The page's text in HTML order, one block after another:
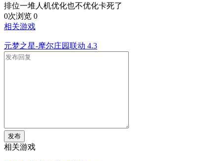
排位一堆人机优化也不优化卡死了
0次浏览 0
相关游戏
元梦之星-摩尔庄园联动 4.3
发布
相关游戏